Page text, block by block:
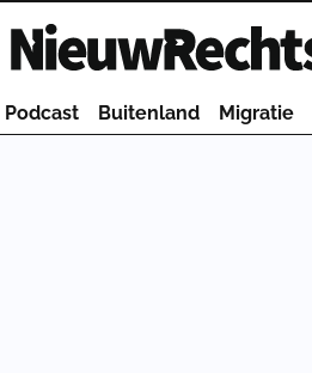
Homepage van NieuwRechts
Podcast Buitenland Migratie